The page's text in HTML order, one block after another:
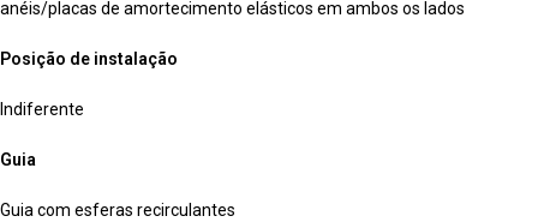
anéis/placas de amortecimento elásticos em ambos os lados
Posição de instalação
Indiferente
Guia
Guia com esferas recirculantes